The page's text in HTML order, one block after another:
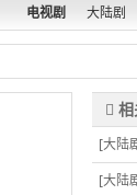
电视剧 大陆剧
[大陆
[大陆